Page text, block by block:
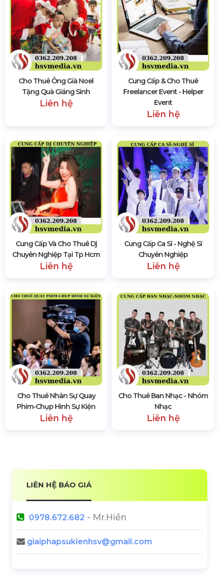
Cho Thuê Ông Già Noel
Tặng Quà Giáng Sinh
Liên hệ
Cung Cấp & Cho Thuê
Freelancer Event - Helper
Event
Liên hệ
Cung Cấp Và Cho Thuê Dj
Chuyên Nghiệp Tại Tp Hcm
Liên hệ
Cung Cấp Ca Sĩ - Nghệ Sĩ
Chuyên Nghiệp
Liên hệ
Cho Thuê Nhân Sự Quay
Phim-Chụp Hình Sự Kiện
Liên hệ
Cho Thuê Ban Nhạc - Nhóm
Nhạc
Liên hệ
LIÊN HỆ BÁO GIÁ
0978.672.682 - Mr.Hiền
giaiphapsukienhsv@gmail.com